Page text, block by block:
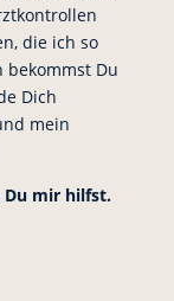
die ich so
bekommst Du
Dich
mein
Du mir hilfst.